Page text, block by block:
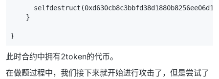
    }
}
此时合约中拥有2token的代币。
在做题过程中，我们接下来就开始进行攻击了，但是尝试了